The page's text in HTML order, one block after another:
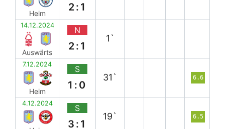
Heim
2:1
14.12.2024
Auswärts
N
2:1
1`
7.12.2024
Heim
S
1:0
31` 6.6
4.12.2024 S
3:1
19` 6.5